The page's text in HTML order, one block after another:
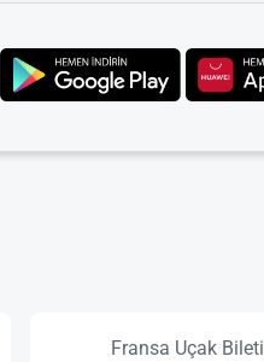
Fransa Uçak Bileti